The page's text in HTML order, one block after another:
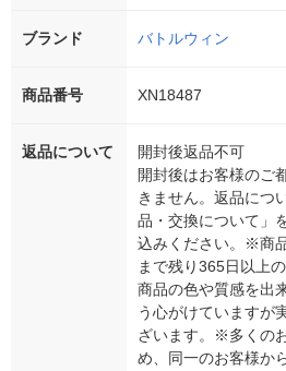
ブランド バトルウィン
商品番号 XN18487
返品について
開封後返品不可
開封後はお客様のご
きません。返品につ
品・交換について」
込みください。※商
まで残り365日以上
商品の色や質感を出
う心がけていますが
ざいます。※多くの
め、同一のお客様か